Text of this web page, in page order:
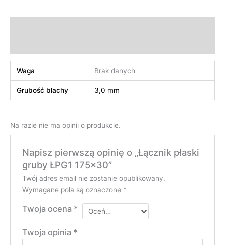
Waga Brak danych
Grubość blachy 3,0 mm
Na razie nie ma opinii o produkcie.
Napisz pierwszą opinię o „Łącznik płaski
gruby ŁPG1 175×30”
Twój adres email nie zostanie opublikowany.
Wymagane pola są oznaczone *
Twoja ocena *
Twoja opinia *